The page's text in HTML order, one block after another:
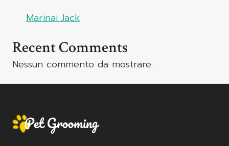
Marinai Jack
Recent Comments
Nessun commento da mostrare.